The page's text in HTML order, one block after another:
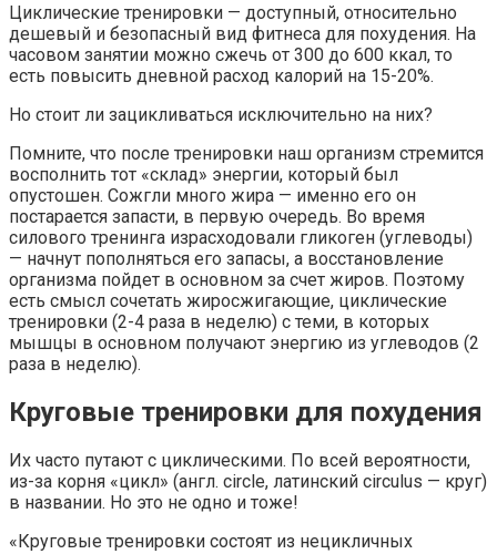
Циклические тренировки — доступный, относительно
дешевый и безопасный вид фитнеса для похудения. На
часовом занятии можно сжечь от 300 до 600 ккал, то
есть повысить дневной расход калорий на 15-20%.
Но стоит ли зацикливаться исключительно на них?
Помните, что после тренировки наш организм стремится
восполнить тот «склад» энергии, который был
опустошен. Сожгли много жира — именно его он
постарается запасти, в первую очередь. Во время
силового тренинга израсходовали гликоген (углеводы)
— начнут пополняться его запасы, а восстановление
организма пойдет в основном за счет жиров. Поэтому
есть смысл сочетать жиросжигающие, циклические
тренировки (2-4 раза в неделю) с теми, в которых
мышцы в основном получают энергию из углеводов (2
раза в неделю).
Круговые тренировки для похудения
Их часто путают с циклическими. По всей вероятности,
из-за корня «цикл» (англ. circle, латинский circulus — круг)
в названии. Но это не одно и тоже!
«Круговые тренировки состоят из нецикличных